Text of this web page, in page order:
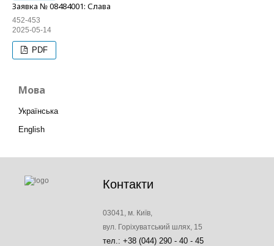
Заявка № 08484001: Слава
452-453
2025-05-14
PDF
Мова
Українська
English
Контакти
03041, м. Київ,
вул. Горіхуватський шлях, 15
тел.: +38 (044) 290 - 40 - 45